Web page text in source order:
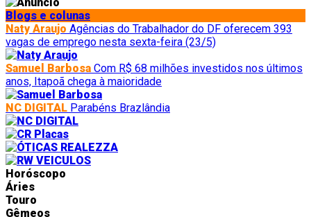
Blogs e colunas
Naty Araujo Agências do Trabalhador do DF oferecem 393
vagas de emprego nesta sexta-feira (23/5)
Samuel Barbosa Com R$ 68 milhões investidos nos últimos
anos, Itapoã chega à maioridade
NC DIGITAL Parabéns Brazlândia
Horóscopo
Áries
Touro
Gêmeos